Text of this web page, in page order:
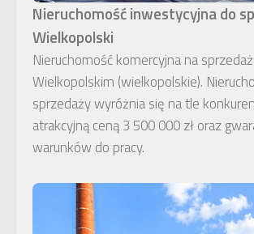
Nieruchomość inwestycyjna do
Wielkopolski
Nieruchomość komercyjna na
Wielkopolskim (wielkopolskie).
sprzedaży wyróżnia się na tle
atrakcyjną ceną 3 500 000 zł oraz
warunków do pracy.